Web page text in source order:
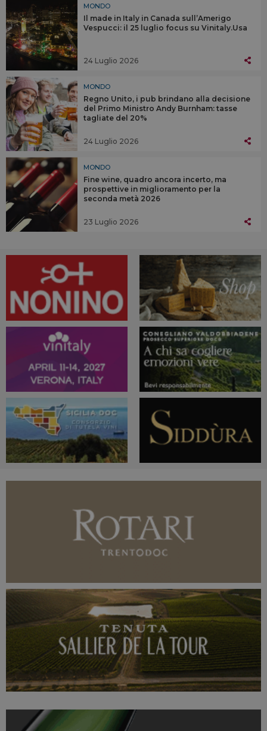
MONDO
Il made in Italy in Canada sull’Amerigo
Vespucci: il 25 luglio focus su Vinitaly.Usa
24 Luglio 2026
MONDO
Regno Unito, i pub brindano alla decisione
del Primo Ministro Andy Burnham: tasse
tagliate del 20%
24 Luglio 2026
MONDO
Fine wine, quadro ancora incerto, ma
prospettive in miglioramento per la
seconda metà 2026
23 Luglio 2026